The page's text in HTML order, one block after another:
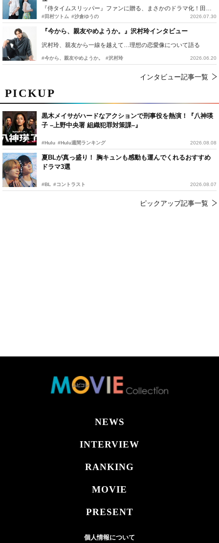
PICKUP
黒木メイサがハードなアクションで刑事役を熱演！『八神瑛
子 –上野中央署 組織犯罪対策課–』
#Hulu #Hulu週間ランキング 2026.08.08
夏BLが真っ盛り！ 胸キュンも感動も運んでくれるおすすめ
ドラマ3選
#BL #コントラスト 2026.08.07
ピックアップ記事一覧
#田村ツトム #沙倉ゆうの 2026.07.30
『今から、親友やめようか。』沢村玲インタビュー
沢村玲、親友から一線を越えて…理想の恋愛像について語る
#今から、親友やめようか。 #沢村玲 2026.06.20
インタビュー記事一覧
NEWS
INTERVIEW
RANKING
MOVIE
PRESENT
個人情報について